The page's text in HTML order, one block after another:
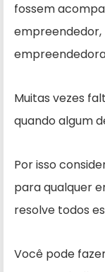
fossem
empreendedor,
Muitas vezes
quando algum
Por isso
para qualquer
resolve todos
Você pode